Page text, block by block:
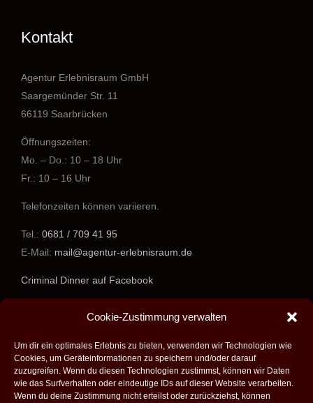
Cookie-Zustimmung verwalten
Um dir ein optimales Erlebnis zu bieten, verwenden wir Technologien wie
Cookies, um Geräteinformationen zu speichern und/oder darauf
zuzugreifen. Wenn du diesen Technologien zustimmst, können wir Daten
wie das Surfverhalten oder eindeutige IDs auf dieser Website verarbeiten.
Wenn du deine Zustimmung nicht erteilst oder zurückziehst, können
Kontakt
Agentur Erlebnisraum GmbH
Saargemünder Str. 11
66119 Saarbrücken
Öffnungszeiten:
Mo. – Do.: 10 – 18 Uhr
Fr.: 10 – 16 Uhr
Telefonzeiten können variieren.
Tel.: 0681 / 709 41 95
E-Mail: mail@agentur-erlebnisraum.de
Criminal Dinner auf Facebook